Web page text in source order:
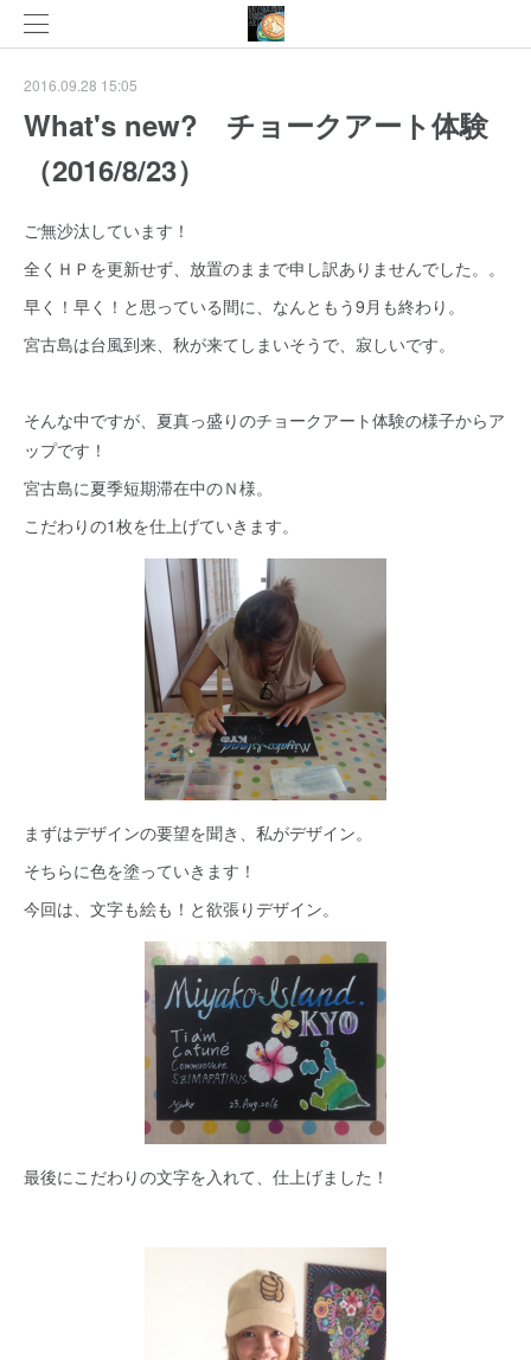
2016.09.28 15:05
What's new? チョークアート体験
（2016/8/23）
ご無沙汰しています！
全くＨＰを更新せず、放置のままで申し訳ありませんでした。。
早く！早く！と思っている間に、なんともう9月も終わり。
宮古島は台風到来、秋が来てしまいそうで、寂しいです。
そんな中ですが、夏真っ盛りのチョークアート体験の様子からア
ップです！
宮古島に夏季短期滞在中のＮ様。
こだわりの1枚を仕上げていきます。
まずはデザインの要望を聞き、私がデザイン。
そちらに色を塗っていきます！
今回は、文字も絵も！と欲張りデザイン。
最後にこだわりの文字を入れて、仕上げました！